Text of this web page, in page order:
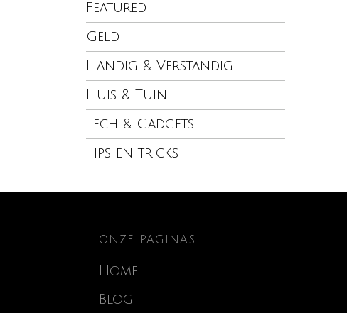
Featured
Geld
Handig & Verstandig
Huis & Tuin
Tech & Gadgets
Tips en tricks
ONZE PAGINA’S
Home
Blog